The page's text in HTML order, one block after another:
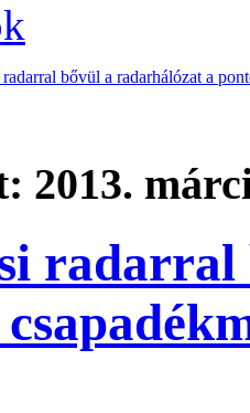
bővül a radarhálózat a
2013.
radarral